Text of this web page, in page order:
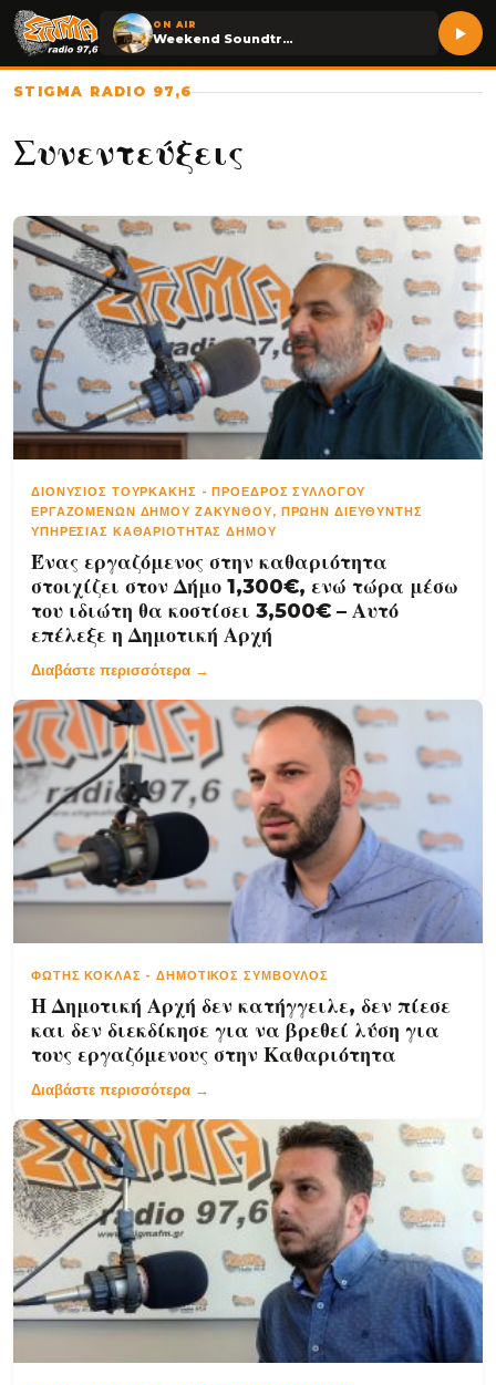
ON AIR
Weekend Soundtrack
STIGMA RADIO 97,6
Συνεντεύξεις
ΔΙΟΝΎΣΙΟΣ ΤΟΥΡΚΆΚΗΣ -ΠΡΌΕΔΡΟΣ ΣΥΛΛΌΓΟΥ
ΕΡΓΑΖΟΜΈΝΩΝ ΔΉΜΟΥ ΖΑΚΎΝΘΟΥ, ΠΡΏΗΝ ΔΙΕΥΘΥΝΤΉΣ
ΥΠΗΡΕΣΊΑΣ ΚΑΘΑΡΙΌΤΗΤΑΣ ΔΉΜΟΥ
Ένας εργαζόμενος στην καθαριότητα
στοιχίζει στον Δήμο 1,300€, ενώ τώρα μέσω
του ιδιώτη θα κοστίσει 3,500€ – Αυτό
επέλεξε η Δημοτική Αρχή
Διαβάστε περισσότερα →
ΦΏΤΗΣ ΚΌΚΛΑΣ -ΔΗΜΟΤΙΚΌΣ ΣΎΜΒΟΥΛΟΣ
Η Δημοτική Αρχή δεν κατήγγειλε, δεν πίεσε
και δεν διεκδίκησε για να βρεθεί λύση για
τους εργαζόμενους στην Καθαριότητα
Διαβάστε περισσότερα →